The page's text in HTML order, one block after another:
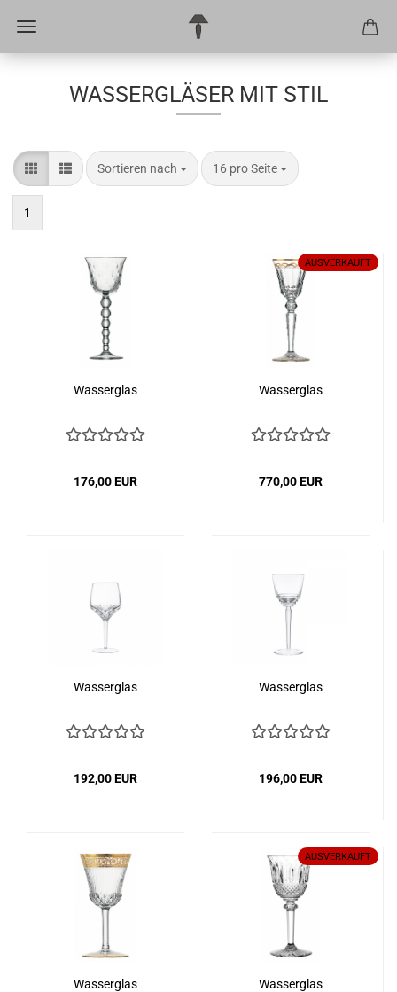
WASSERGLÄSER MIT STIL
Sortieren nach
Sortieren nach 16 pro Seite
pro Seite
1
Wasserglas
176,00 EUR
AUSVERKAUFT
Wasserglas
770,00 EUR
Wasserglas
192,00 EUR
Wasserglas
196,00 EUR
Wasserglas
AUSVERKAUFT
Wasserglas